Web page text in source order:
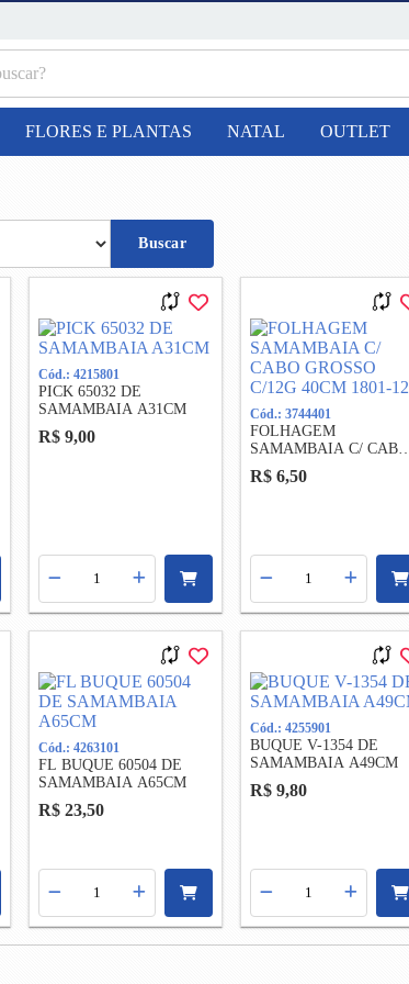
FLORES E PLANTAS NATAL OUTLET
Buscar
Cód.: 4215801
PICK 65032 DE
SAMAMBAIA A31CM
R$ 9,00
Cód.: 3744401
FOLHAGEM
SAMAMBAIA C/ CABO
GROSSO C/12G 40CM
1801-12
R$ 6,50
Cód.: 4263101
FL BUQUE 60504 DE
SAMAMBAIA A65CM
R$ 23,50
Cód.: 4255901
BUQUE V-1354 DE
SAMAMBAIA A49CM
R$ 9,80